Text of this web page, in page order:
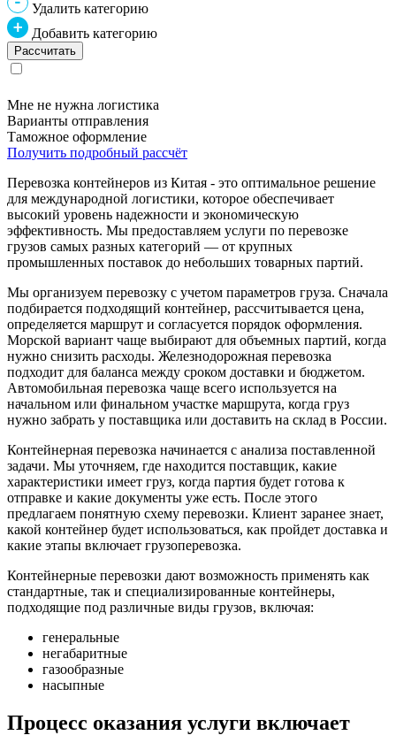
Удалить категорию
Добавить категорию
Мне не нужна логистика
Варианты отправления
Таможное оформление
Получить подробный рассчёт
Перевозка контейнеров из Китая - это оптимальное решение
для международной логистики, которое обеспечивает
высокий уровень надежности и экономическую
эффективность. Мы предоставляем услуги по перевозке
грузов самых разных категорий — от крупных
промышленных поставок до небольших товарных партий.
Мы организуем перевозку с учетом параметров груза. Сначала
подбирается подходящий контейнер, рассчитывается цена,
определяется маршрут и согласуется порядок оформления.
Морской вариант чаще выбирают для объемных партий, когда
нужно снизить расходы. Железнодорожная перевозка
подходит для баланса между сроком доставки и бюджетом.
Автомобильная перевозка чаще всего используется на
начальном или финальном участке маршрута, когда груз
нужно забрать у поставщика или доставить на склад в России.
Контейнерная перевозка начинается с анализа поставленной
задачи. Мы уточняем, где находится поставщик, какие
характеристики имеет груз, когда партия будет готова к
отправке и какие документы уже есть. После этого
предлагаем понятную схему перевозки. Клиент заранее знает,
какой контейнер будет использоваться, как пройдет доставка и
какие этапы включает грузоперевозка.
Контейнерные перевозки дают возможность применять как
стандартные, так и специализированные контейнеры,
подходящие под различные виды грузов, включая:
генеральные
негабаритные
газообразные
насыпные
Процесс оказания услуги включает